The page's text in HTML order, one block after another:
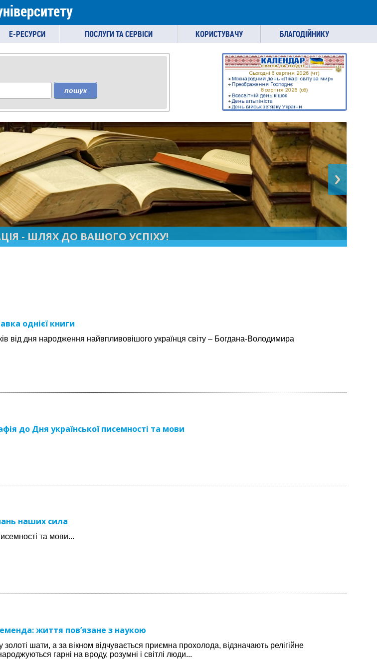
E-РЕСУРСИ ПОСЛУГИ ТА СЕРВІСИ КОРИСТУВАЧУ БЛАГОДІЙНИКУ
пошук
- ШЛЯХ ДО ВАШОГО УСПІХУ!
однієї книги
від дня народження найвпливовішого українця світу – Богдана-Володимира
до Дня української писемності та мови
наших сила
та мови...
життя пов’язане з наукою
шати, а за вікном відчувається приємна прохолода, відзначають релігійне
гарні на вроду, розумні і світлі люди...